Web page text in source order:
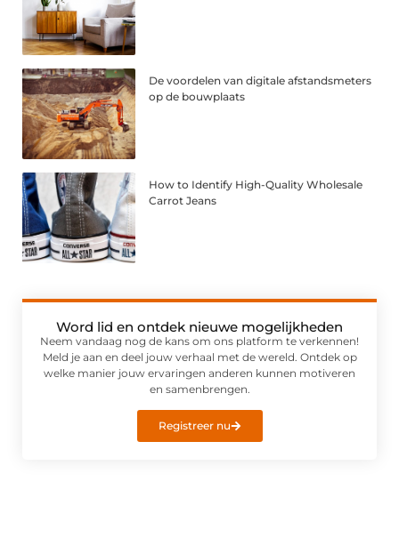
De voordelen van digitale afstandsmeters
op de bouwplaats
How to Identify High-Quality Wholesale
Carrot Jeans
Word lid en ontdek nieuwe mogelijkheden
Neem vandaag nog de kans om ons platform te verkennen!
Meld je aan en deel jouw verhaal met de wereld. Ontdek op
welke manier jouw ervaringen anderen kunnen motiveren
en samenbrengen.
Registreer nu